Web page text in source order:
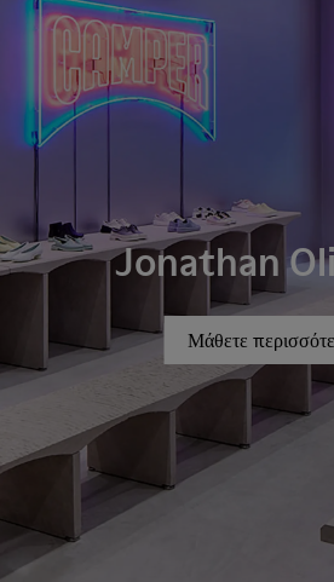
Jonathan
Μάθετε